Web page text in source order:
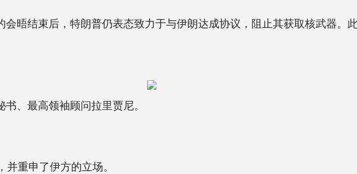
结束后，特朗普仍表态致力于与伊朗达成协议，阻止其获取核武器。
、最高领袖顾问拉里贾尼。
重申了伊方的立场。